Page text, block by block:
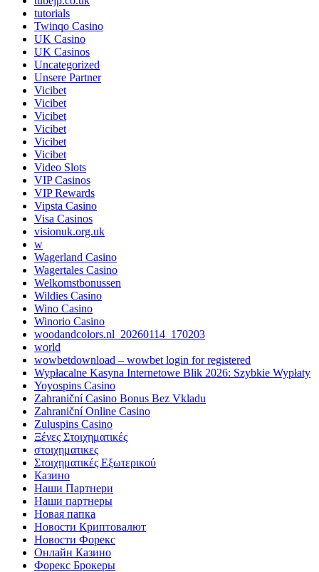
tutorials
Twinqo Casino
UK Casino
UK Casinos
Uncategorized
Unsere Partner
Vicibet
Vicibet
Vicibet
Vicibet
Vicibet
Vicibet
Video Slots
VIP Casinos
VIP Rewards
Vipsta Casino
Visa Casinos
visionuk.org.uk
w
Wagerland Casino
Wagertales Casino
Welkomstbonussen
Wildies Casino
Wino Casino
Winorio Casino
woodandcolors.nl_20260114_170203
world
wowbetdownload – wowbet login for registered
Wypłacalne Kasyna Internetowe Blik 2026: Szybkie Wypłaty
Yoyospins Casino
Zahraniční Casino Bonus Bez Vkladu
Zahraniční Online Casino
Zuluspins Casino
Ξένες Στοιχηματικές
στοιχηματικες
Στοιχηματικές Εξωτερικού
Казино
Наши Партнери
Наши партнеры
Новая папка
Новости Криптовалют
Новости Форекс
Онлайн Казино
Форекс Брокеры